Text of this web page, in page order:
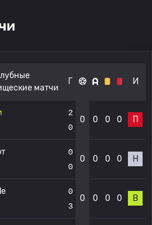
матчи
Г И
2
0
0 0 0 0 П
0
0
0 0 0 0 Н
0
3
0 0 0 0 В